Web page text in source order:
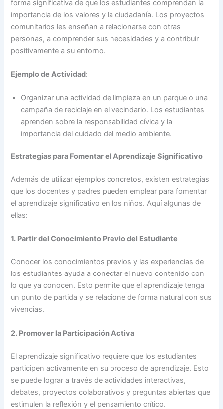
forma significativa de que los estudiantes comprendan la
importancia de los valores y la ciudadanía. Los proyectos
comunitarios les enseñan a relacionarse con otras
personas, a comprender sus necesidades y a contribuir
positivamente a su entorno.
Ejemplo de Actividad:
Organizar una actividad de limpieza en un parque o una
campaña de reciclaje en el vecindario. Los estudiantes
aprenden sobre la responsabilidad cívica y la
importancia del cuidado del medio ambiente.
Estrategias para Fomentar el Aprendizaje Significativo
Además de utilizar ejemplos concretos, existen estrategias
que los docentes y padres pueden emplear para fomentar
el aprendizaje significativo en los niños. Aquí algunas de
ellas:
1. Partir del Conocimiento Previo del Estudiante
Conocer los conocimientos previos y las experiencias de
los estudiantes ayuda a conectar el nuevo contenido con
lo que ya conocen. Esto permite que el aprendizaje tenga
un punto de partida y se relacione de forma natural con sus
vivencias.
2. Promover la Participación Activa
El aprendizaje significativo requiere que los estudiantes
participen activamente en su proceso de aprendizaje. Esto
se puede lograr a través de actividades interactivas,
debates, proyectos colaborativos y preguntas abiertas que
estimulen la reflexión y el pensamiento crítico.